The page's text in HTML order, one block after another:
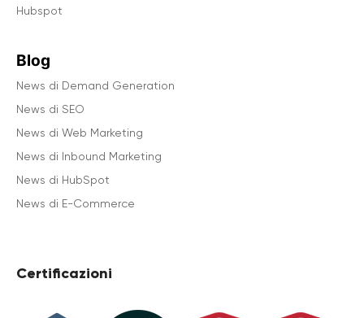
Hubspot
Blog
News di Demand Generation
News di SEO
News di Web Marketing
News di Inbound Marketing
News di HubSpot
News di E-Commerce
Certificazioni